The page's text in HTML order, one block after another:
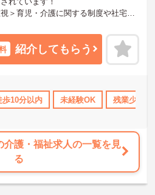
ナス・賞与あり 社会保険完備
＞育児・介護に関する制度や社宅制
者さまに深く寄り添ったサービスの
高めるような人材育成にも注力され
紹介してもらう
歩10分以内 未経験OK 残業少なめ
介護・福祉求人の一覧を見
る